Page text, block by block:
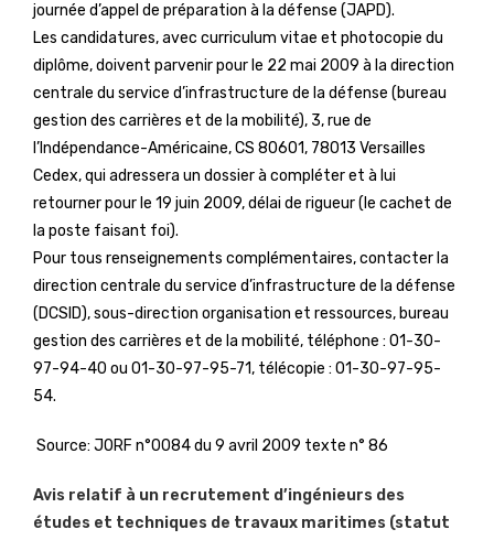
journée d’appel de préparation à la défense (JAPD).
Les candidatures, avec curriculum vitae et photocopie du
diplôme, doivent parvenir pour le 22 mai 2009 à la direction
centrale du service d’infrastructure de la défense (bureau
gestion des carrières et de la mobilité), 3, rue de
l’Indépendance-Américaine, CS 80601, 78013 Versailles
Cedex, qui adressera un dossier à compléter et à lui
retourner pour le 19 juin 2009, délai de rigueur (le cachet de
la poste faisant foi).
Pour tous renseignements complémentaires, contacter la
direction centrale du service d’infrastructure de la défense
(DCSID), sous-direction organisation et ressources, bureau
gestion des carrières et de la mobilité, téléphone : 01-30-
97-94-40 ou 01-30-97-95-71, télécopie : 01-30-97-95-
54.
Source: JORF n°0084 du 9 avril 2009 texte n° 86
Avis relatif à un recrutement d’ingénieurs des
études et techniques de travaux maritimes (statut